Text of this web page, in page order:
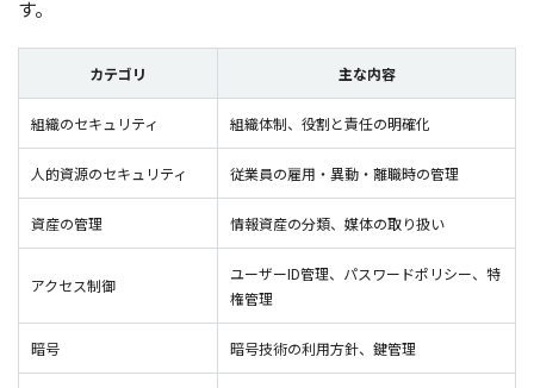
す。
カテゴリ 主な内容
組織のセキュリティ 組織体制、役割と責任の明確化
人的資源のセキュリティ 従業員の雇用・異動・離職時の管理
資産の管理 情報資産の分類、媒体の取り扱い
アクセス制御
ユーザーID管理、パスワードポリシー、特
権管理
暗号 暗号技術の利用方針、鍵管理